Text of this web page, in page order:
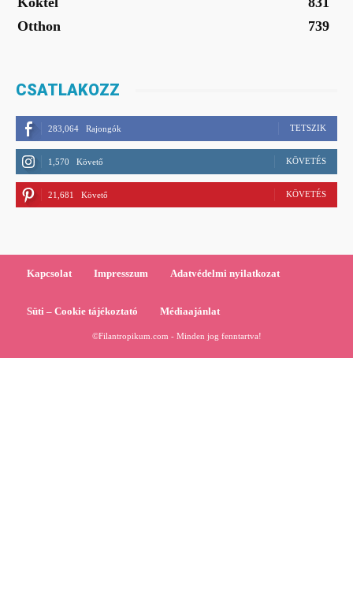
Otthon
739
CSATLAKOZZ
283,064 Rajongók TETSZIK
1,570 Követő KÖVETÉS
21,681 Követő KÖVETÉS
Kapcsolat Impresszum Adatvédelmi nyilatkozat
Süti – Cookie tájékoztató Médiaajánlat
©Filantropikum.com - Minden jog fenntartva!